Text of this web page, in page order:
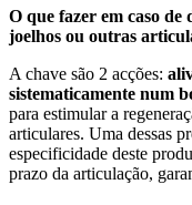
O que fazer em caso de
joelhos ou outras
A chave são 2 acções:
sistematicamente num
para estimular a
articulares. Uma dessas
especificidade deste
prazo da articulação,